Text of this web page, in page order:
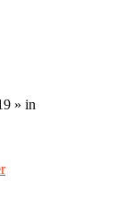
» in